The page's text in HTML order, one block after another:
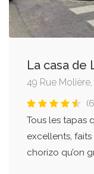
La casa de
49 Rue
Tous les tapas
excellents, faits
chorizo qu’on